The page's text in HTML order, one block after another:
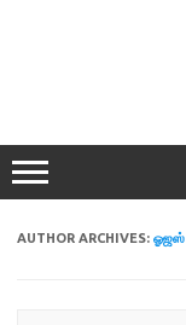
AUTHOR ARCHIVES: ஓஜஸ்